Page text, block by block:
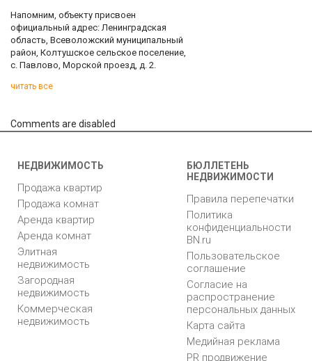
Напомним, объекту присвоен
официальный адрес: Ленинградская
область, Всеволожский муниципальный
район, Колтушское сельское поселение,
с. Павлово, Морской проезд, д. 2.
читать все
Comments are disabled
НЕДВИЖИМОСТЬ
Продажа квартир
Продажа комнат
Аренда квартир
Аренда комнат
Элитная
недвижимость
Загородная
недвижимость
Коммерческая
недвижимость
БЮЛЛЕТЕНЬ
НЕДВИЖИМОСТИ
Правила перепечатки
Политика
конфиденциальности
BN.ru
Пользовательское
соглашение
Согласие на
распространение
персональных данных
Карта сайта
Медийная реклама
PR продвижение